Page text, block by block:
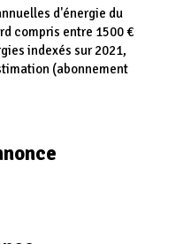
d'énergie du
compris entre 1500 €
indexés sur 2021,
(abonnement